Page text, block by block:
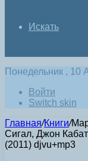
Искать
Понедельник , 10
Войти
Switch skin
Главная/Книги/
Сигал, Джон
(2011) djvu+mp3